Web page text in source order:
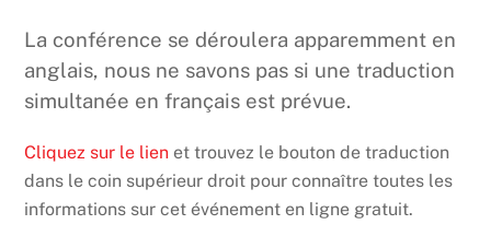
La conférence se déroulera apparemment en
anglais, nous ne savons pas si une traduction
simultanée en français est prévue.
Cliquez sur le lien et trouvez le bouton de traduction
dans le coin supérieur droit pour connaître toutes les
informations sur cet événement en ligne gratuit.